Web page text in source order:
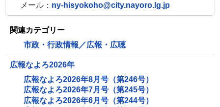
メール： ny-hisyokoho@city.nayoro.lg.jp
関連カテゴリー
市政・行政情報／広報・広聴
広報なよろ2026年
広報なよろ2026年8月号（第246号）
広報なよろ2026年7月号（第245号）
広報なよろ2026年6月号（第244号）